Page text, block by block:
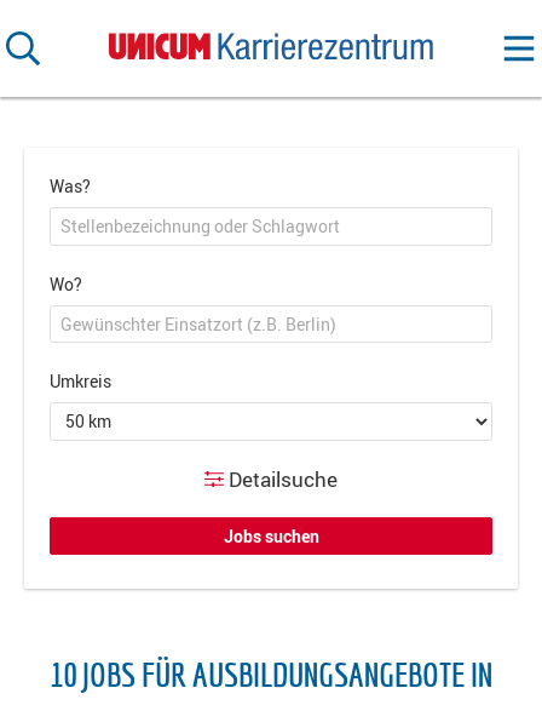
Was?
Wo?
Umkreis
Detailsuche
10 JOBS FÜR AUSBILDUNGSANGEBOTE IN